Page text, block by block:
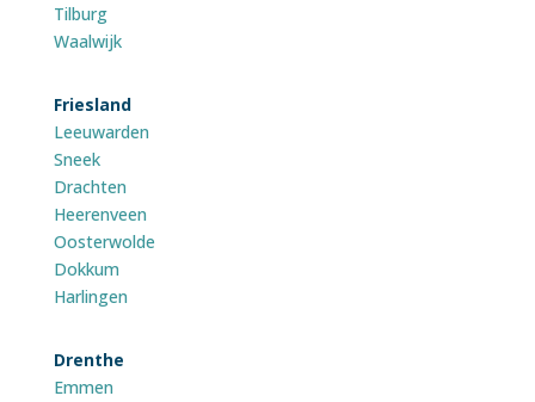
Tilburg
Waalwijk
Friesland
Leeuwarden
Sneek
Drachten
Heerenveen
Oosterwolde
Dokkum
Harlingen
Drenthe
Emmen